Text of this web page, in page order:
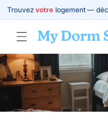
passer
au
contenu
Trouvezvotre logement —